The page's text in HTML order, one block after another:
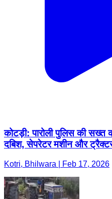
कोटड़ी: पारोली पुलिस की सख्त
दबिश, सेपरेटर मशीन और
Kotri, Bhilwara | Feb 17, 2026